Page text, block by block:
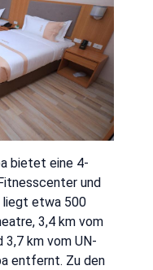
bietet eine 4-
und
liegt etwa 500
3,4 km vom
3,7 km vom UN-
entfernt. Zu den